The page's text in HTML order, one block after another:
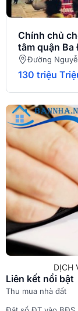
Chính chủ
tâm quận Ba
Đường
130 triệu
DỊCH
Liên kết nổi bật
Thu mua nhà đất